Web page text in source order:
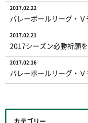
2017.02.22
バレーボールリーグ・
2017.02.21
2017シーズン必勝祈願
2017.02.16
バレーボールリーグ・
カテゴリー